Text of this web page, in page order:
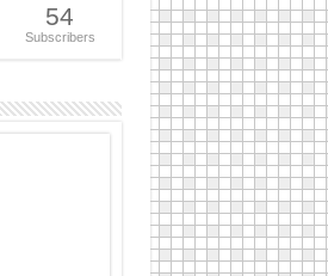
54
Subscribers